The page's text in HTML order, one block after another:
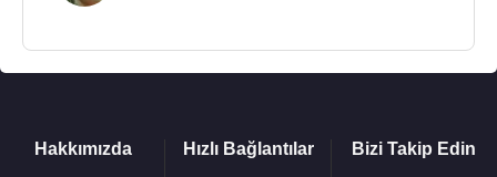
Hakkımızda Hızlı Bağlantılar Bizi Takip Edin